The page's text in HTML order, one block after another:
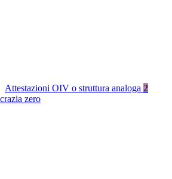
Attestazioni OIV o struttura analoga 2
zero